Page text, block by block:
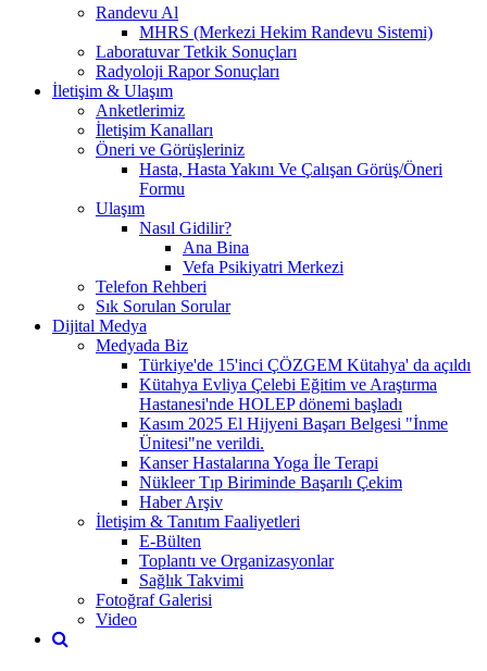
Randevu Al
MHRS (Merkezi Hekim Randevu Sistemi)
Laboratuvar Tetkik Sonuçları
Radyoloji Rapor Sonuçları
İletişim & Ulaşım
Anketlerimiz
İletişim Kanalları
Öneri ve Görüşleriniz
Hasta, Hasta Yakını Ve Çalışan Görüş/Öneri
Formu
Ulaşım
Nasıl Gidilir?
Ana Bina
Vefa Psikiyatri Merkezi
Telefon Rehberi
Sık Sorulan Sorular
Dijital Medya
Medyada Biz
Türkiye'de 15'inci ÇÖZGEM Kütahya' da açıldı
Kütahya Evliya Çelebi Eğitim ve Araştırma
Hastanesi'nde HOLEP dönemi başladı
Kasım 2025 El Hijyeni Başarı Belgesi "İnme
Ünitesi"ne verildi.
Kanser Hastalarına Yoga İle Terapi
Nükleer Tıp Biriminde Başarılı Çekim
Haber Arşiv
İletişim & Tanıtım Faaliyetleri
E-Bülten
Toplantı ve Organizasyonlar
Sağlık Takvimi
Fotoğraf Galerisi
Video